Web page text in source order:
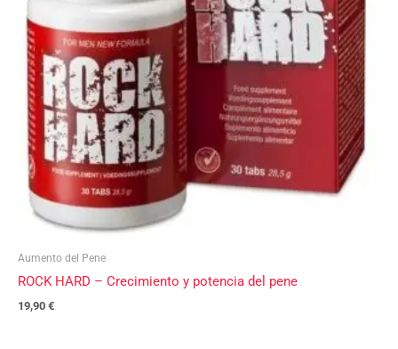
Aumento del Pene
ROCK HARD – Crecimiento y potencia del pene
19,90 €